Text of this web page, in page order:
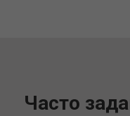
Часто